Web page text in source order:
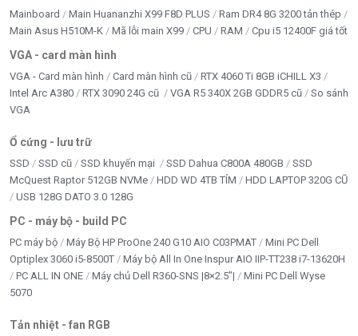
Mainboard Main Huananzhi X99 F8D PLUS
Ram DR4 8G 3200 tản thép
Main Asus H510M-K
Mã lỗi main X99 CPU RAM Cpu i5 12400F giá tốt
VGA - card màn hình
VGA - Card màn hình Card màn hình cũ
RTX 4060 Ti 8GB iCHILL X3
Intel Arc A380
RTX 3090 24G cũ VGA R5 340X 2GB GDDR5 cũ
So sánh
VGA
Ổ cứng - lưu trữ
SSD SSD cũ SSD khuyến mại SSD Dahua C800A 480GB
SSD
McQuest Raptor 512GB NVMe
HDD WD 4TB TÍM
HDD LAPTOP 320G CŨ
USB 128G DATO 3.0 128G
PC - máy bộ - build PC
PC máy bộ Máy Bộ HP ProOne 240 G10 AIO C03PMAT
Mini PC Dell
Optiplex 3060 i5-8500T
Máy bộ All In One Inspur AIO IIP-TT238 i7-13620H
PC ALL IN ONE
Máy chủ Dell R360-SNS |8×2.5”|
Mini PC Dell Wyse
5070
Tản nhiệt - fan RGB